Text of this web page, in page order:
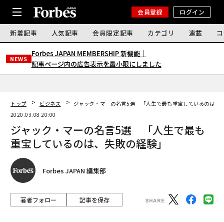
会員登録 ログイン
新着記事 人気記事 会員限定記事 カテゴリ 連載
NEWS
Forbes JAPAN MEMBERSHIP 新機能｜
記事ページ内の広告表示を最小限にしました
トップ ビジネス
ジャック・マーの名言5選 「人生で最も重宝しているのは、
2020.03.08 20:00
ジャック・マーの名言5選 「人生で最も
重宝しているのは、失敗の経験」
Forbes JAPAN 編集部
著者フォロー 記事を保存